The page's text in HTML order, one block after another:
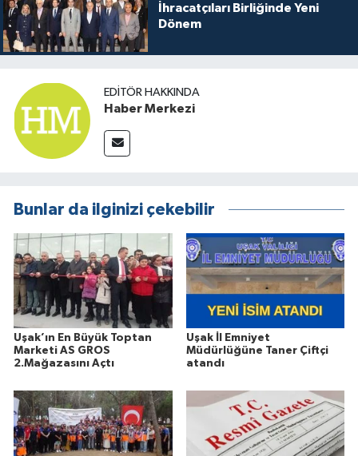
İhracatçıları Birliğinde Yeni
Dönem
EDITÖR HAKKINDA
Haber Merkezi
Bunlar da ilginizi çekebilir
Uşak’ın En Büyük Toptan
Marketi AS GROS
2.Mağazasını Açtı
Uşak İl Emniyet
Müdürlüğüne Taner Çiftçi
atandı